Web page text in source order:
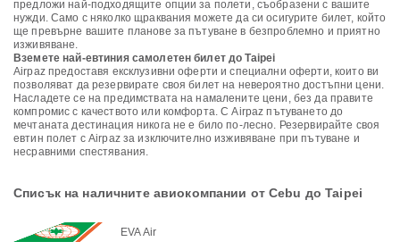
предложи най-подходящите опции за полети, съобразени с вашите
нужди. Само с няколко щраквания можете да си осигурите билет, който
ще превърне вашите планове за пътуване в безпроблемно и приятно
изживяване.
Вземете най-евтиния самолетен билет до Taipei
Airpaz предоставя ексклузивни оферти и специални оферти, които ви
позволяват да резервирате своя билет на невероятно достъпни цени.
Насладете се на предимствата на намалените цени, без да правите
компромис с качеството или комфорта. С Airpaz пътуването до
мечтаната дестинация никога не е било по-лесно. Резервирайте своя
евтин полет с Airpaz за изключително изживяване при пътуване и
несравними спестявания.
Списък на наличните авиокомпании от Cebu до Taipei
EVA Air